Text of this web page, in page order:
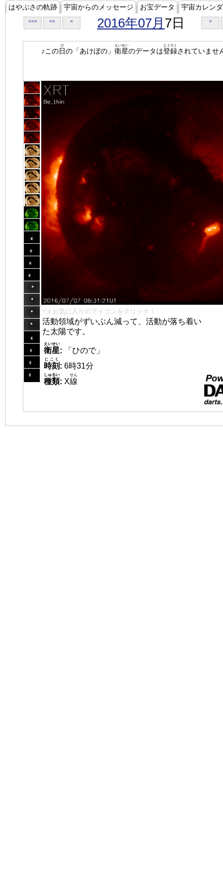
はやぶさの軌跡 宇宙からのメッセージ お宝データ 宇宙カレン
<<< << < 2016年07月 7日 >
♪この日
ひ
の「あけぼの」 衛星
えいせい
のデータは登録
とうろく
されていませ
👈 お気に入りのアイコンをクリック！
活動領域がずいぶん減って、活動が落ち着い
た太陽です。
衛星
えいせい
:
「ひので」
時刻
じこく
: 6時31分
種類
しゅるい
: X線
せん